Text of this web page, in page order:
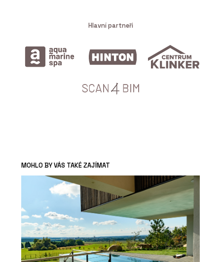
Hlavní partneři
MOHLO BY VÁS TAKÉ ZAJÍMAT